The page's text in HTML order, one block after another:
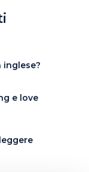
inglese?
e love